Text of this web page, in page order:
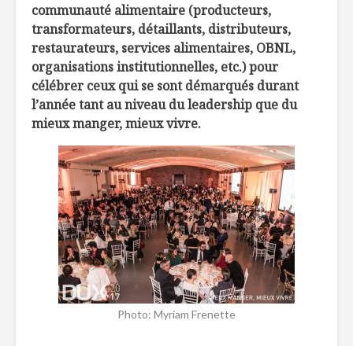
communauté alimentaire (producteurs,
transformateurs, détaillants, distributeurs,
restaurateurs, services alimentaires, OBNL,
organisations institutionnelles, etc.) pour
célébrer ceux qui se sont démarqués durant
l’année tant au niveau du leadership que du
mieux manger, mieux vivre.
Photo: Myriam Frenette
6 tendances
dans notre
assiette en 2020
Percée des
produits de
l’érable chez la
Reine
Salade de riz au
kale